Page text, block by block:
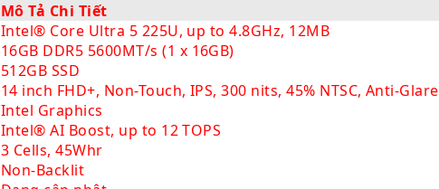
Mô Tả Chi Tiết
Intel® Core Ultra 5 225U, up to 4.8GHz, 12MB
16GB DDR5 5600MT/s (1 x 16GB)
512GB SSD
14 inch FHD+, Non-Touch, IPS, 300 nits, 45% NTSC, Anti-Glare
Intel Graphics
Intel® AI Boost, up to 12 TOPS
3 Cells, 45Whr
Non-Backlit